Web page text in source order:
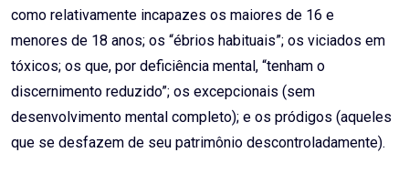
como relativamente incapazes os maiores de 16 e
menores de 18 anos; os “ébrios habituais”; os viciados em
tóxicos; os que, por deficiência mental, “tenham o
discernimento reduzido”; os excepcionais (sem
desenvolvimento mental completo); e os pródigos (aqueles
que se desfazem de seu patrimônio descontroladamente).